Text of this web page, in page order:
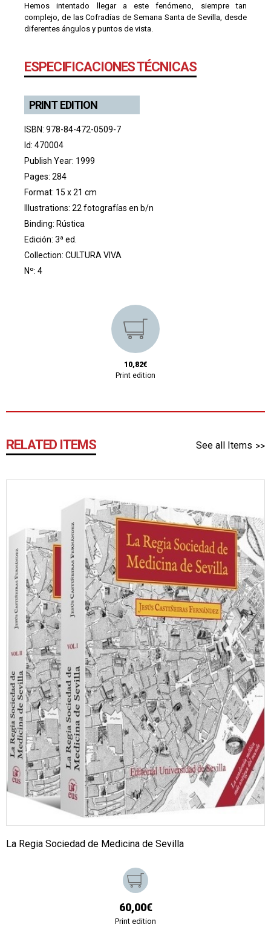
Hemos intentado llegar a este fenómeno, siempre tan
complejo, de las Cofradías de Semana Santa de Sevilla, desde
diferentes ángulos y puntos de vista.
ESPECIFICACIONES TÉCNICAS
PRINT EDITION
ISBN: 978-84-472-0509-7
Id: 470004
Publish Year: 1999
Pages: 284
Format: 15 x 21 cm
Illustrations: 22 fotografías en b/n
Binding: Rústica
Edición: 3ª ed.
Collection: CULTURA VIVA
Nº: 4
10,82€
Print edition
RELATED ITEMS See all Items
La Regia Sociedad de Medicina de Sevilla
60,00€
Print edition